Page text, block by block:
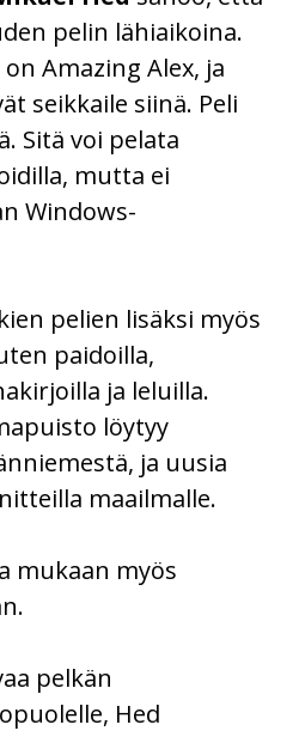
pelin lähiaikoina.
Amazing Alex, ja
seikkaile siinä. Peli
Sitä voi pelata
mutta ei
Windows-
pelien lisäksi myös
paidoilla,
ja leluilla.
löytyy
ja uusia
maailmalle.
mukaan myös
pelkän
Hed